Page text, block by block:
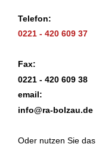
Telefon:
0221 - 420 609 37
Fax:
0221 - 420 609 38
email:
info@ra-bolzau.de
Oder nutzen Sie das